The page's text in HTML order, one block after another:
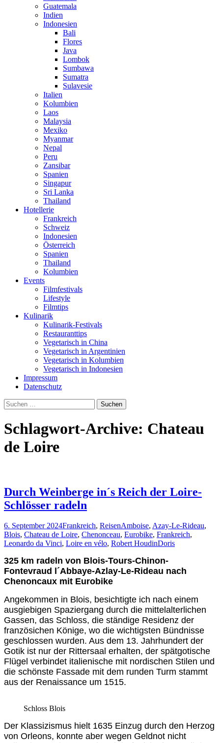
Guatemala
Indien
Indonesien
Bali
Flores
Java
Lombok
Sumbawa
Sumatra
Sulavesie
Italien
Kolumbien
Laos
Malaysia
Mexiko
Myanmar
Nepal
Peru
Zansibar
Spanien
Singapur
Sri Lanka
Thailand
Hotellerie
Frankreich
Schweiz
Indonesien
Österreich
Spanien
Thailand
Kolumbien
Events
Filmfestivals
Lifestyle
Filmtips
Kulinarik
Kulinarik-Festivals
Restauranttips
Vegetarisch in China
Vegetarisch in Argentinien
Vegetarisch in Kolumbien
Vegetarisch in Indonesien
Impressum
Datenschutz
Suchen
nach:
Schlagwort-Archive: Chateau
de Loire
Durch Weinberge in´s Reich der Loire-
Schlösser radeln
6. September 2024Frankreich, ReisenAmboise, Azay-Le-Rideau,
Blois, Chateau de Loire, Chenonceau, Eurobike, Frankreich,
Leonardo da Vinci, Loire en vélo, Robert HoudinDoris
325 km radeln von Blois-Tours-Chinon-
Fontevraud l´Abbaye-Azlay-Le-Rideau nach
Chenoncaux mit Eurobike
Angekommen in Blois, besichtigte ich nach einem
ausgiebigen Spaziergang durch die mittelalterlichen
Gassen, das Schloss, die ständige Residenz der
französichen Könige, wo die wichtigsten Bündnisse
geschlossen wurden. Aus dem 13. Jahrhundert der
Gotik ist nur der Rittersaal erhalten, der spätgotische
Flügel verbindet italienische mit nordischen Stilen und
die schönste Fassade mit dem runden Turm stammt
aus der Renaissance um 1515.
Schloss Blois
Der Klassizismus hielt 1635 Einzug durch den Herzog
von Orleons, konnte aber wegen Geldnot nicht